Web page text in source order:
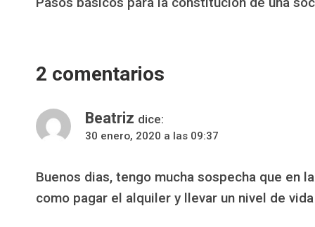
de
2 comentarios
Beatriz dice:
30 enero, 2020 a las 09:37
Buenos dias, tengo mucha sospecha que en
como pagar el alquiler y llevar un nivel de